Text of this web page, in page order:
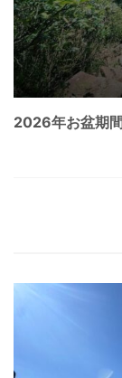
2026年お盆期